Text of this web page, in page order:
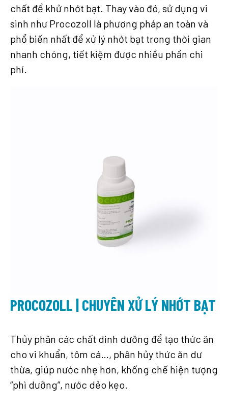
chất để khử nhớt bạt. Thay vào đó, sử dụng vi
sinh như Procozoll là phương pháp an toàn và
phổ biến nhất để xử lý nhớt bạt trong thời gian
nhanh chóng, tiết kiệm được nhiều phần chi
phí.
PROCOZOLL | CHUYÊN XỬ LÝ NHỚT BẠT
Thủy phân các chất dinh dưỡng để tạo thức ăn
cho vi khuẩn, tôm cá…, phân hủy thức ăn dư
thừa, giúp nước nhẹ hơn, khống chế hiện tượng
“phì dưỡng”, nước dẻo kẹo.